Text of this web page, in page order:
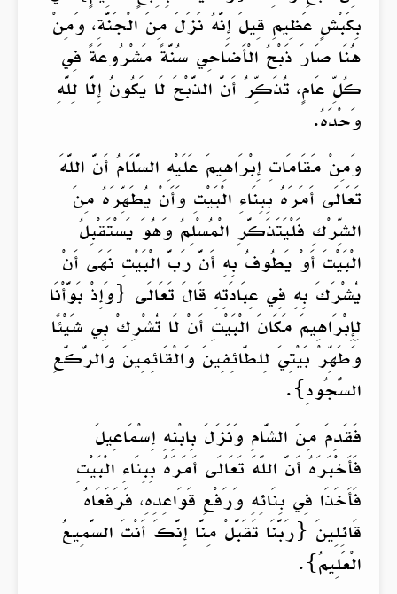
بِكَبْشٍ عَظِيمِ قِيلَ إِنَّهُ نَزَلَ مِنَ الْجَنَّةِ، وَمِنْ
هُنَا صَارَ ذَبْحُ الْأَضَاحِي سُنَّةً مَشْرُوعَةً فِي
كُلِّ عَامٍ، تُذَكِّرُ أَنَّ الذَّبْحَ لَا يَكُونُ إِلَّا لِلَّهِ
وَحْدَهُ.
وَمِنْ مَقَامَاتِ إِبْرَاهِيمَ عَلَيْهِ السَّلَامُ أَنَّ اللَّهَ
تَعَالَى أَمَرَهُ بِبِنَاءِ الْبَيْتِ وَأَنْ يُطَهِّرَهُ مِنَ
الشِّرْكِ فَلْيَتَذَكَّرِ الْمُسْلِمُ وَهُوَ يَسْتَقْبِلُ
الْبَيْتَ أَوْ يَطُوفُ بِهِ أَنَّ رَبَّ الْبَيْتِ نَهَى أَنْ
يُشْرَكَ بِهِ فِي عِبَادَتِهِ قَالَ تَعَالَى {وَإِذْ بَوَّأْنَا
لِإِبْرَاهِيمَ مَكَانَ الْبَيْتِ أَنْ لَا تُشْرِكْ بِي شَيْئًا
وَطَهِّرْ بَيْتِيَ لِلطَّائِفِينَ وَالْقَائِمِينَ وَالرُّكَّعِ
السُّجُودِ}.
فَقَدِمَ مِنَ الشَّامِ وَنَزَلَ بِابْنِهِ إِسْمَاعِيلَ
فَأَخْبَرَهُ أَنَّ اللَّهَ تَعَالَى أَمَرَهُ بِبِنَاءِ الْبَيْتِ
فَأَخَذَا فِي بِنَائِهِ وَرَفْعِ قَوَاعِدِهِ، فَرَفَعَاهُ
قَائِلِينَ {رَبَّنَا تَقَبَّلْ مِنَّا إِنَّكَ أَنْتَ السَّمِيعُ
الْعَلِيمُ}.